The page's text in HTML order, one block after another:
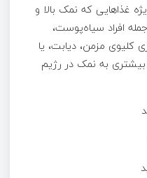
غذاهایی که نمک بالا و
جمله افراد سیاه‌پوست،
کلیوی مزمن، دیابت، یا
به نمک در رژیم